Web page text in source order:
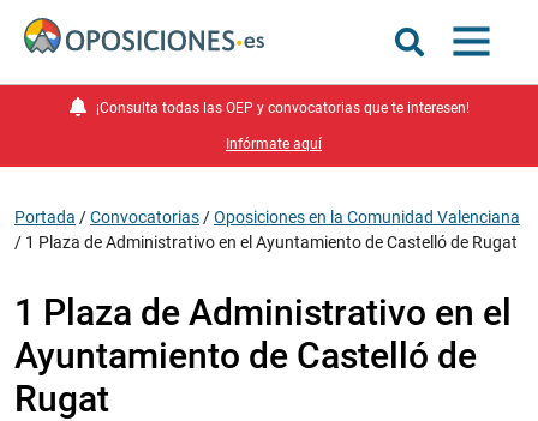
¡Consulta todas las OEP y convocatorias que te interesen!
Infórmate aquí
Portada /Convocatorias /Oposiciones en la Comunidad Valenciana
/ 1 Plaza de Administrativo en el Ayuntamiento de Castelló de Rugat
1 Plaza de Administrativo en el
Ayuntamiento de Castelló de
Rugat